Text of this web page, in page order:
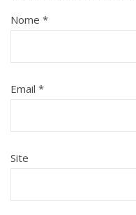
Nome *
Email *
Site